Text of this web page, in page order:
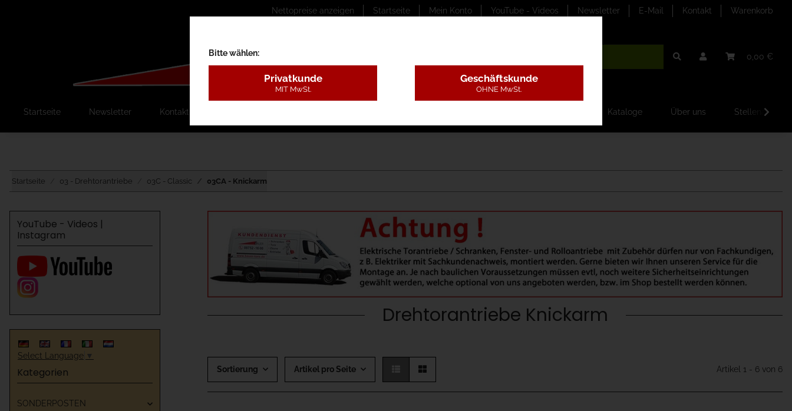
Nettopreise anzeigen Startseite Mein Konto YouTube - Videos Newsletter E-Mail Kontakt Warenkorb
0,00 €
Startseite Newsletter Kontakt Kataloge Über uns
Startseite 03 - Drehtorantriebe 03C - Classic 03CA - Knickarm
Drehtorantriebe Knickarm
Sortierung Artikel pro Seite Artikel 1 - 6 von 6
YouTube - Videos |
Instagram
Select Language ▼
Kategorien
SONDERPOSTEN
Bitte wählen:
Privatkunde
MIT MwSt.
Geschäftskunde
OHNE MwSt.